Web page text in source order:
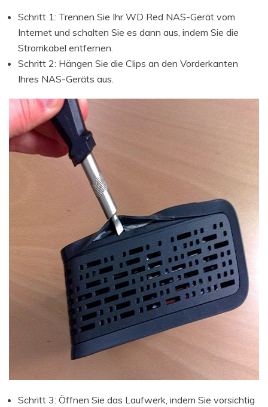
Schritt 1: Trennen Sie Ihr WD Red NAS-Gerät vom
Internet und schalten Sie es dann aus, indem Sie die
Stromkabel entfernen.
Schritt 2: Hängen Sie die Clips an den Vorderkanten
Ihres NAS-Geräts aus.
Schritt 3: Öffnen Sie das Laufwerk, indem Sie vorsichtig